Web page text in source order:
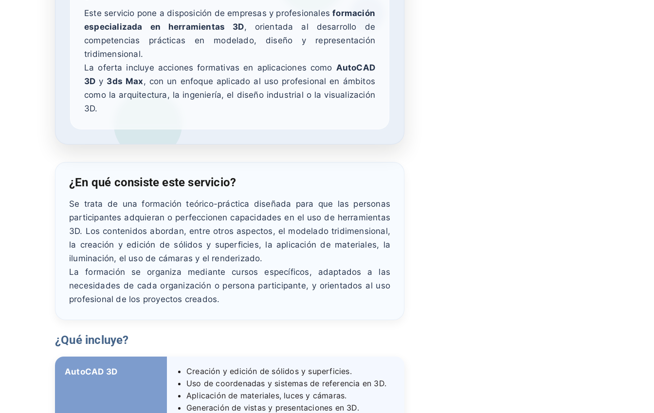
Este servicio pone a disposición de empresas y profesionalesformación
especializada en herramientas 3D, orientada al desarrollo de
competencias prácticas en modelado, diseño y representación
tridimensional.
La oferta incluye acciones formativas en aplicaciones como AutoCAD
3D y 3ds Max , con un enfoque aplicado al uso profesional en ámbitos
como la arquitectura, la ingeniería, el diseño industrial o la visualización
3D.
¿En qué consiste este servicio?
Se trata de una formación teórico-práctica diseñada para que las personas
participantes adquieran o perfeccionen capacidades en el uso de herramientas
3D. Los contenidos abordan, entre otros aspectos, el modelado tridimensional,
la creación y edición de sólidos y superficies, la aplicación de materiales, la
iluminación, el uso de cámaras y el renderizado.
La formación se organiza mediante cursos específicos, adaptados a las
necesidades de cada organización o persona participante, y orientados al uso
profesional de los proyectos creados.
¿Qué incluye?
AutoCAD 3D
Creación y edición de sólidos y superficies.
Uso de coordenadas y sistemas de referencia en 3D.
Aplicación de materiales, luces y cámaras.
Generación de vistas y presentaciones en 3D.